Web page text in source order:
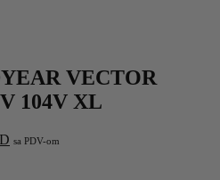
VECTOR
104V XL
Trenutna
sa PDV-om